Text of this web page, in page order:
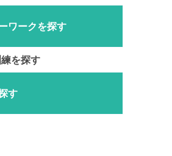
ワークを探す
を探す
す